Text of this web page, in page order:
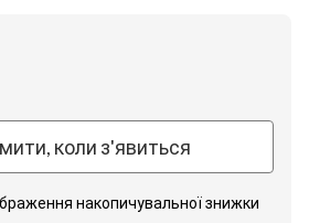
коли з'явиться
накопичувальної знижки